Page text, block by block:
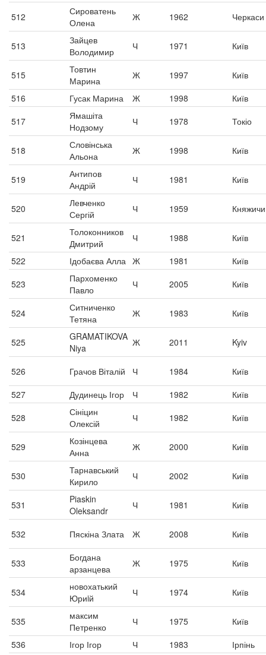
512
Сироватень
Олена
Ж 1962 Черкаси
513
Зайцев
Володимир
Ч 1971 Київ
515
Товтин
Марина
Ж 1997
Київ
516
Гусак Марина Ж 1998
Київ
517
Ямашіта
Нодзому
Ч 1978 Токіо
518
Словінська
Альона
Ж 1998 Київ
519
Антипов
Андрій
Ч 1981 Київ
520
Левченко
Сергій
Ч 1959 Княжичи
521
Толоконников
Дмитрий
Ч 1988
Київ
522
Ідобаєва Алла Ж 1981
Київ
523
Пархоменко
Павло
Ч 2005 Київ
524
Ситниченко
Тетяна
Ж 1983 Київ
525
GRAMATIKOVA
Niya
Ж 2011 Kyiv
526 Грачов Віталій Ч 1984
Київ
527
Дудинець Ігор Ч 1982
Київ
528
Сініцин
Олексій
Ч 1982 Київ
529
Козінцева
Анна
Ж 2000 Київ
530
Тарнавський
Кирило
Ч 2002 Київ
531
Piaskin
Oleksandr
Ч 1981 Київ
532 Пяскіна Злата Ж 2008 Київ
533
Богдана
арзанцева
Ж 1975 Київ
534
новохатький
Юриiй
Ч 1974 Київ
535
максим
Петренко
Ч 1975
Київ
536
Ігор Ігор Ч 1983 Ірпінь